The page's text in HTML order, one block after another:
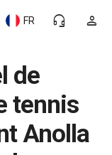
person
headset_mic
FR
tennis
Anolla